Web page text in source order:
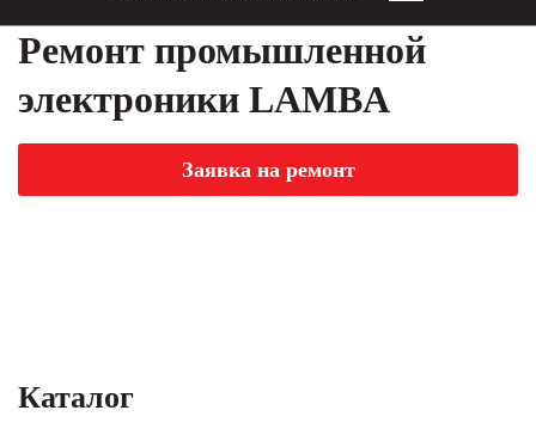
Ремонт промышленной
электроники LAMBA
Заявка на ремонт
Каталог